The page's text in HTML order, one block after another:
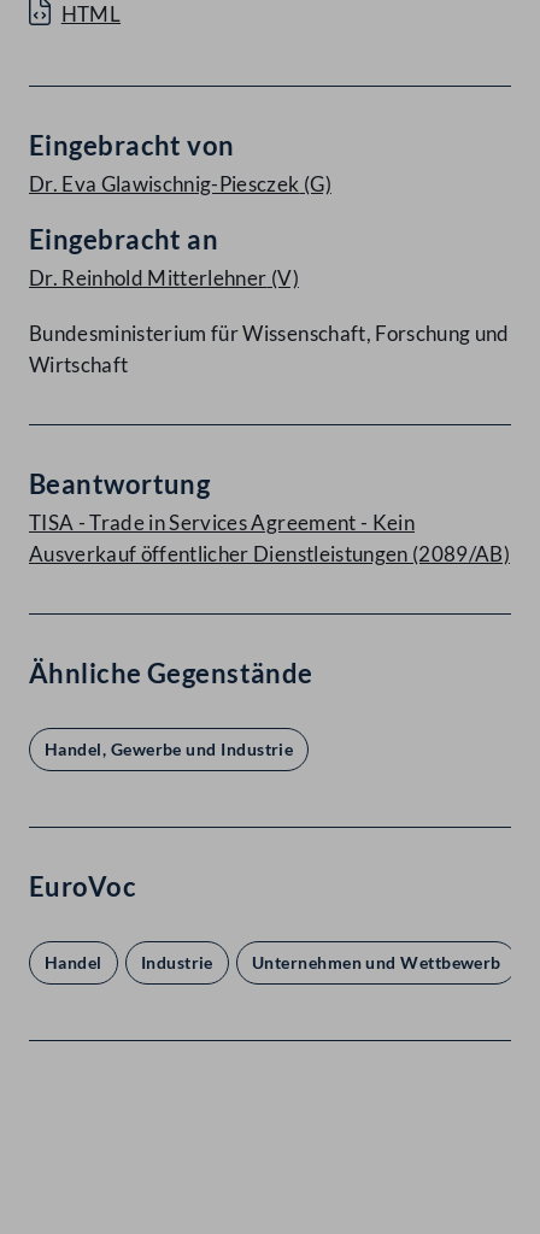
HTML
Eingebracht von
Dr. Eva Glawischnig-Piesczek (G)
Eingebracht an
Dr. Reinhold Mitterlehner (V)
Bundesministerium für Wissenschaft, Forschung und
Wirtschaft
Beantwortung
TISA - Trade in Services Agreement - Kein
Ausverkauf öffentlicher Dienstleistungen (2089/AB)
Ähnliche Gegenstände
Handel, Gewerbe und Industrie
EuroVoc
Handel Industrie Unternehmen und Wettbewerb